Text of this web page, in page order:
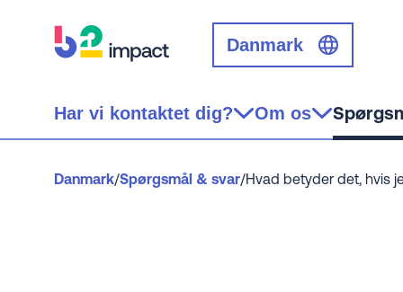
Danmark
Har vi kontaktet dig? Om os
Danmark/Spørgsmål & svar/Hvad betyder det, hvis